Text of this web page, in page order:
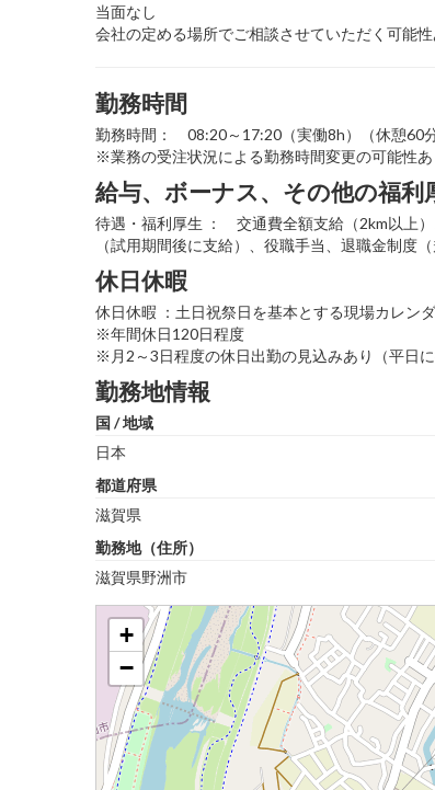
当面なし
会社の定める場所でご相談させていただく可能性
勤務時間
勤務時間： 08:20～17:20（実働8h）（休憩60分
※業務の受注状況による勤務時間変更の可能性あ
給与、ボーナス、その他の福利
待遇・福利厚生 ： 交通費全額支給（2km以上
（試用期間後に支給）、役職手当、退職金制度（
休日休暇
休日休暇 ：土日祝祭日を基本とする現場カレン
※年間休日120日程度
※月2～3日程度の休日出勤の見込みあり（平日に
勤務地情報
国 / 地域
日本
都道府県
滋賀県
勤務地（住所）
滋賀県野洲市
+
−